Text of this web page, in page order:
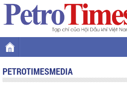
PETROTIMESMEDIA